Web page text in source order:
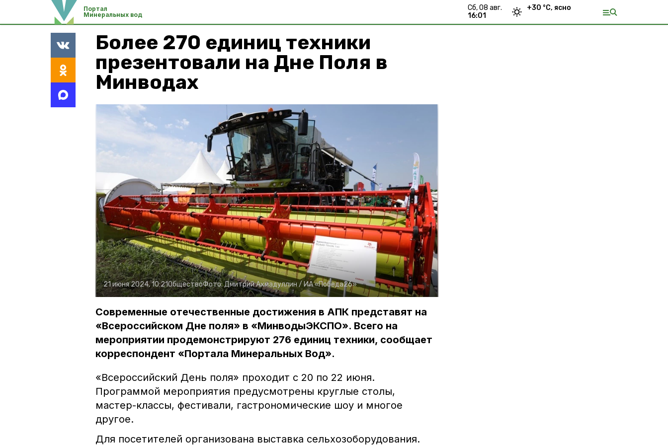
Портал
Минеральных вод
сб, 08 авг.
16:01
+30 °С, ясно
Более 270 единиц техники
презентовали на Дне Поля в
Минводах
21 июня 2024, 10:21ОбществоФото:Дмитрий Ахмадуллин / ИА «Победа26»
Современные отечественные достижения в АПК представят на
«Всероссийском Дне поля» в «МинводыЭКСПО». Всего на
мероприятии продемонстрируют 276 единиц техники, сообщает
корреспондент «Портала Минеральных Вод».
«Всероссийский День поля» проходит с 20 по 22 июня.
Программой мероприятия предусмотрены круглые столы,
мастер-классы, фестивали, гастрономические шоу и многое
другое.
Для посетителей организована выставка сельхозоборудования.